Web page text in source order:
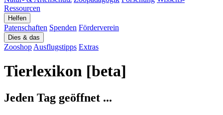
Ressourcen
Helfen
Patenschaften Spenden Förderverein
Dies & das
Zooshop Ausflugstipps Extras
Tierlexikon [beta]
Jeden Tag geöffnet ...